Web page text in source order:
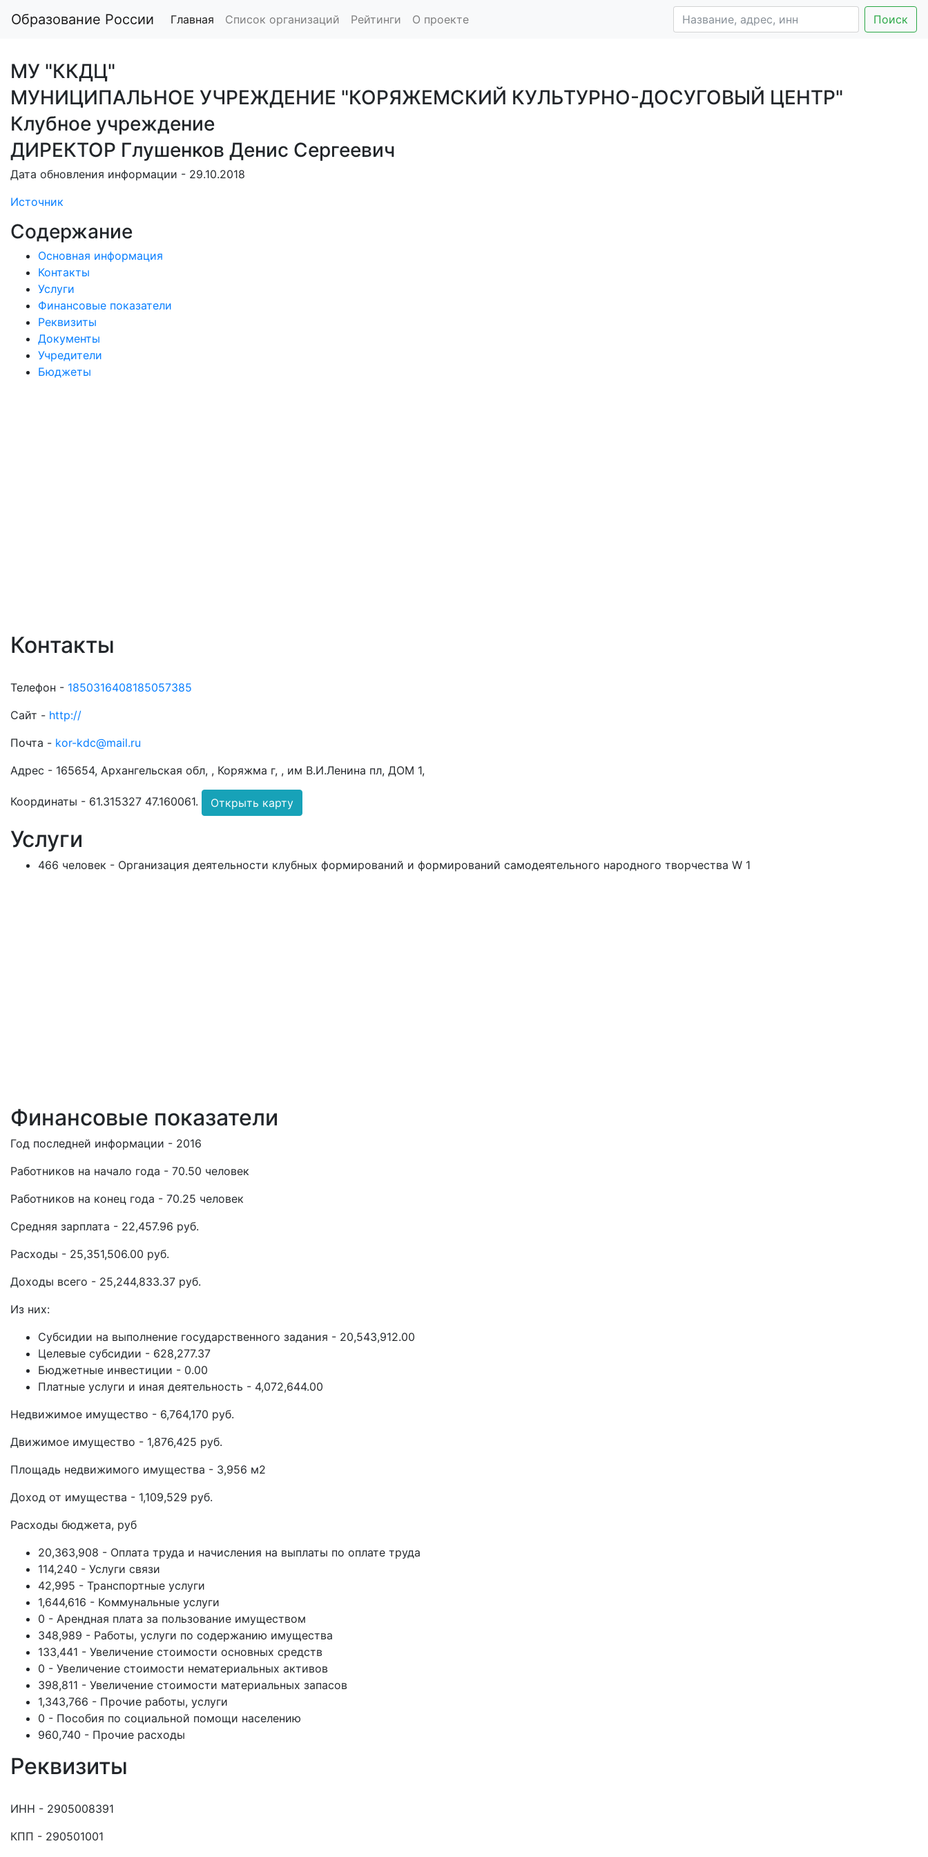
Образование России Главная Список организаций Рейтинги О проекте Поиск
МУ "ККДЦ"
МУНИЦИПАЛЬНОЕ УЧРЕЖДЕНИЕ "КОРЯЖЕМСКИЙ КУЛЬТУРНО-ДОСУГОВЫЙ ЦЕНТР"
Клубное учреждение
ДИРЕКТОР Глушенков Денис Сергеевич
Дата обновления информации - 29.10.2018
Источник
Содержание
Основная информация
Контакты
Услуги
Финансовые показатели
Реквизиты
Документы
Учредители
Бюджеты
Контакты
Телефон - 1850316408185057385
Сайт - http://
Почта - kor-kdc@mail.ru
Адрес - 165654, Архангельская обл, , Коряжма г, , им В.И.Ленина пл, ДОМ 1,
Координаты - 61.315327 47.160061. Открыть карту
Услуги
466 человек - Организация деятельности клубных формирований и формирований самодеятельного народного творчества W 1
Финансовые показатели
Год последней информации - 2016
Работников на начало года - 70.50 человек
Работников на конец года - 70.25 человек
Средняя зарплата - 22,457.96 руб.
Расходы - 25,351,506.00 руб.
Доходы всего - 25,244,833.37 руб.
Из них:
Субсидии на выполнение государственного задания - 20,543,912.00
Целевые субсидии - 628,277.37
Бюджетные инвестиции - 0.00
Платные услуги и иная деятельность - 4,072,644.00
Недвижимое имущество - 6,764,170 руб.
Движимое имущество - 1,876,425 руб.
Площадь недвижимого имущества - 3,956 м2
Доход от имущества - 1,109,529 руб.
Расходы бюджета, руб
20,363,908 - Оплата труда и начисления на выплаты по оплате труда
114,240 - Услуги связи
42,995 - Транспортные услуги
1,644,616 - Коммунальные услуги
0 - Арендная плата за пользование имуществом
348,989 - Работы, услуги по содержанию имущества
133,441 - Увеличение стоимости основных средств
0 - Увеличение стоимости нематериальных активов
398,811 - Увеличение стоимости материальных запасов
1,343,766 - Прочие работы, услуги
0 - Пособия по социальной помощи населению
960,740 - Прочие расходы
Реквизиты
ИНН - 2905008391
КПП - 290501001